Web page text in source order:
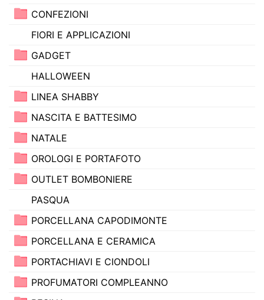
CONFEZIONI
FIORI E APPLICAZIONI
GADGET
HALLOWEEN
LINEA SHABBY
NASCITA E BATTESIMO
NATALE
OROLOGI E PORTAFOTO
OUTLET BOMBONIERE
PASQUA
PORCELLANA CAPODIMONTE
PORCELLANA E CERAMICA
PORTACHIAVI E CIONDOLI
PROFUMATORI COMPLEANNO